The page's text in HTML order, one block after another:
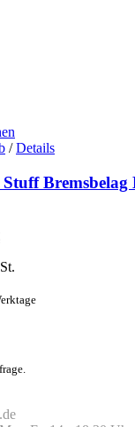
/ Details
Bremsbelag
Aktueller
ist: